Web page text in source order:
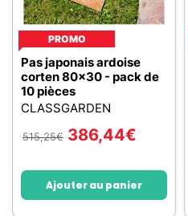
PROMO
Pas japonais ardoise
corten 80x30 - pack de
10 pièces
CLASSGARDEN
515,25€ 386,44€
Ajouter au panier